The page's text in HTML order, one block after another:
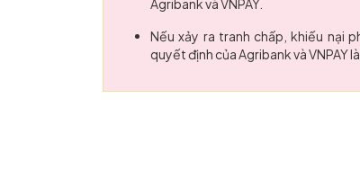
Agribank và VNPAY.
Nếu xảy ra tranh chấp, khiếu nại
quyết định của Agribank và VNPAY